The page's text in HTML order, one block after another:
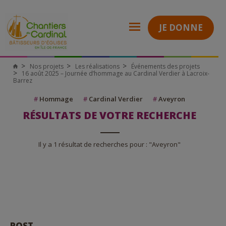
JE DONNE
Nos projets Les réalisations
Événements des projets
16 août 2025 – Journée d’hommage au Cardinal Verdier à Lacroix-
Barrez
#Hommage #Cardinal Verdier #Aveyron
RÉSULTATS DE VOTRE RECHERCHE
Il y a 1 résultat de recherches pour : "Aveyron"